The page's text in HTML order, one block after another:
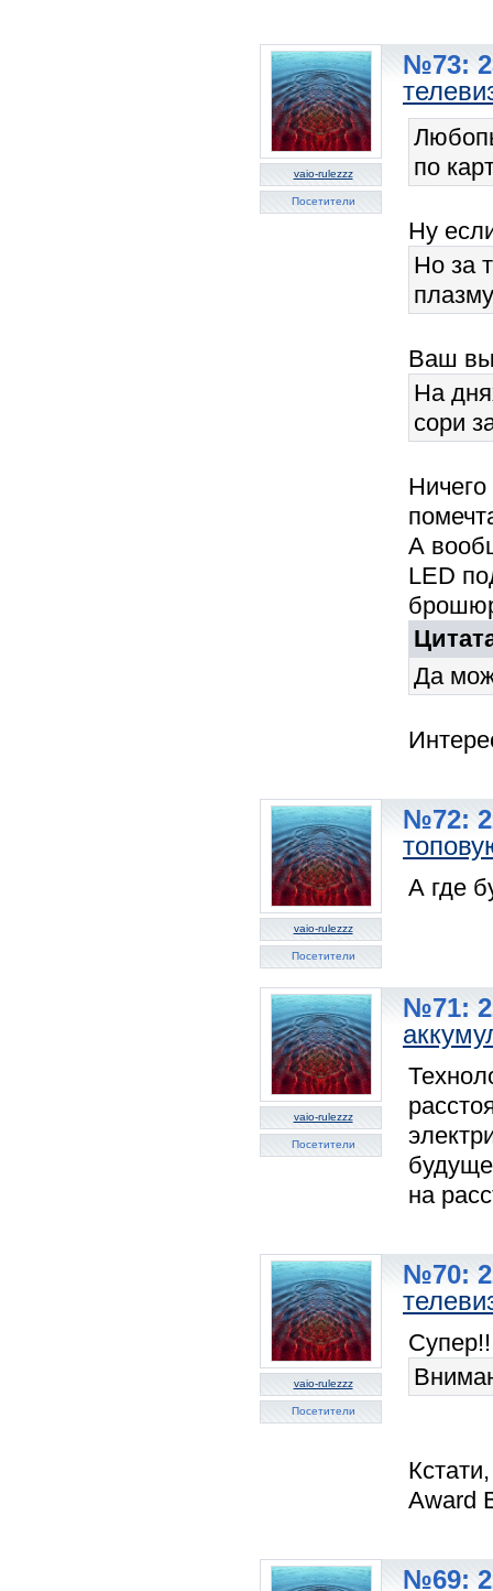
vaio-rulezzz
Посетители
№73:
по
Ну
Но за
Ваш
На
сори
А
LED
Да
vaio-rulezzz
Посетители
№72:
А где
vaio-rulezzz
Посетители
№71:
на
vaio-rulezzz
Посетители
№70:
Award
№69: